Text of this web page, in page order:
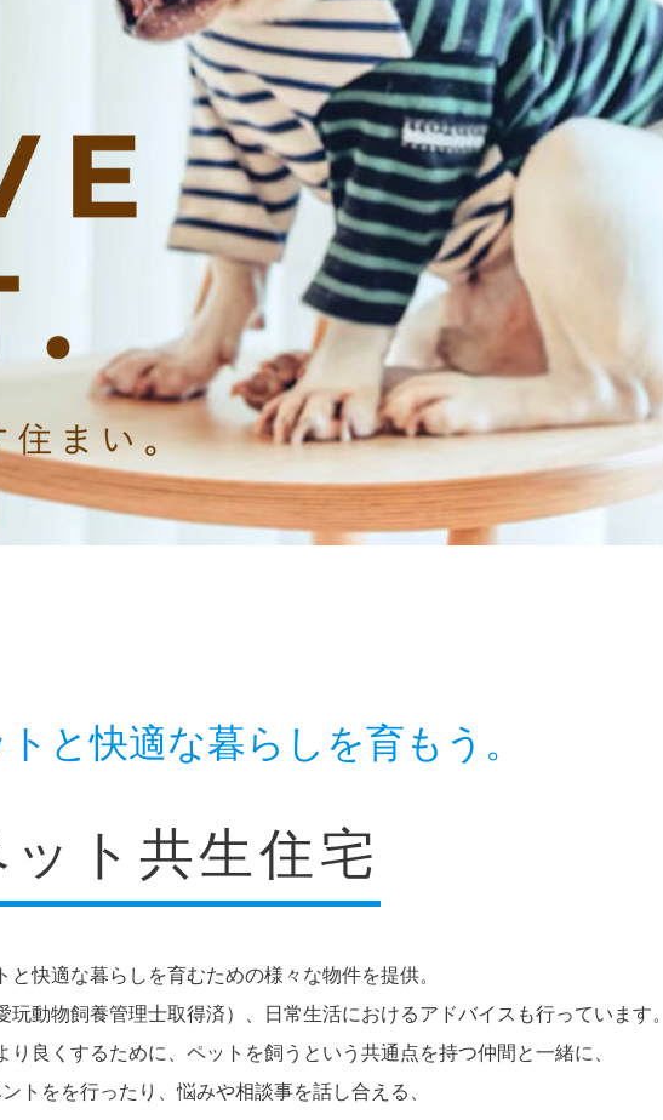
トと快適な暮らしを育もう。
ト共生住宅
と快適な暮らしを育むための様々な物件を提供。
動物飼養管理士取得済）、日常生活におけるアドバイスも行っています。
り良くするために、ペットを飼うという共通点を持つ仲間と一緒に、
トをを行ったり、悩みや相談事を話し合える、